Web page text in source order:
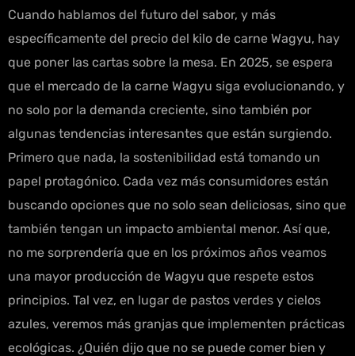
Cuando hablamos del futuro del sabor, y más
específicamente del precio del kilo de carne Wagyu, hay
que poner las cartas sobre la mesa. En 2025, se espera
que el mercado de la carne Wagyu siga evolucionando, y
no solo por la demanda creciente, sino también por
algunas tendencias interesantes que están surgiendo.
Primero que nada, la sostenibilidad está tomando un
papel protagónico. Cada vez más consumidores están
buscando opciones que no solo sean deliciosas, sino que
también tengan un impacto ambiental menor. Así que,
no me sorprendería que en los próximos años veamos
una mayor producción de Wagyu que respete estos
principios. Tal vez, en lugar de pastos verdes y cielos
azules, veremos más granjas que implementen prácticas
ecológicas. ¿Quién dijo que no se puede comer bien y